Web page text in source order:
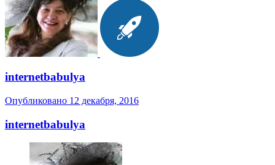
internetbabulya
Опубликовано 12 декабря, 2016
internetbabulya